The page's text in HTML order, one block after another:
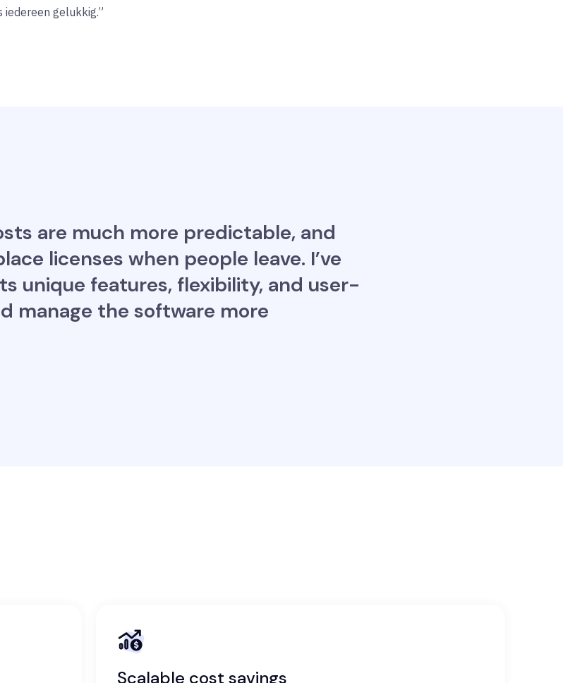
gelukkig.”
are much more predictable, and
licenses when people leave. I’ve
unique features, flexibility, and user-
manage the software more
Scalable cost savings